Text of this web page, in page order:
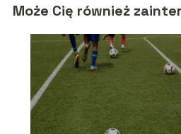
Może Cię również